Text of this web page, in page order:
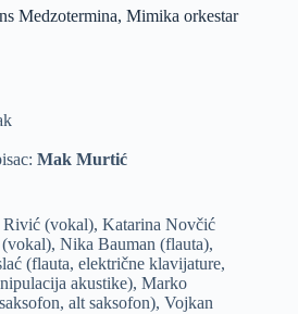
Medzotermina, Mimika orkestar
Mak Murtić
(vokal), Katarina Novčić
Nika Bauman (flauta),
(flauta, električne klavijature,
akustike), Marko
alt saksofon), Vojkan